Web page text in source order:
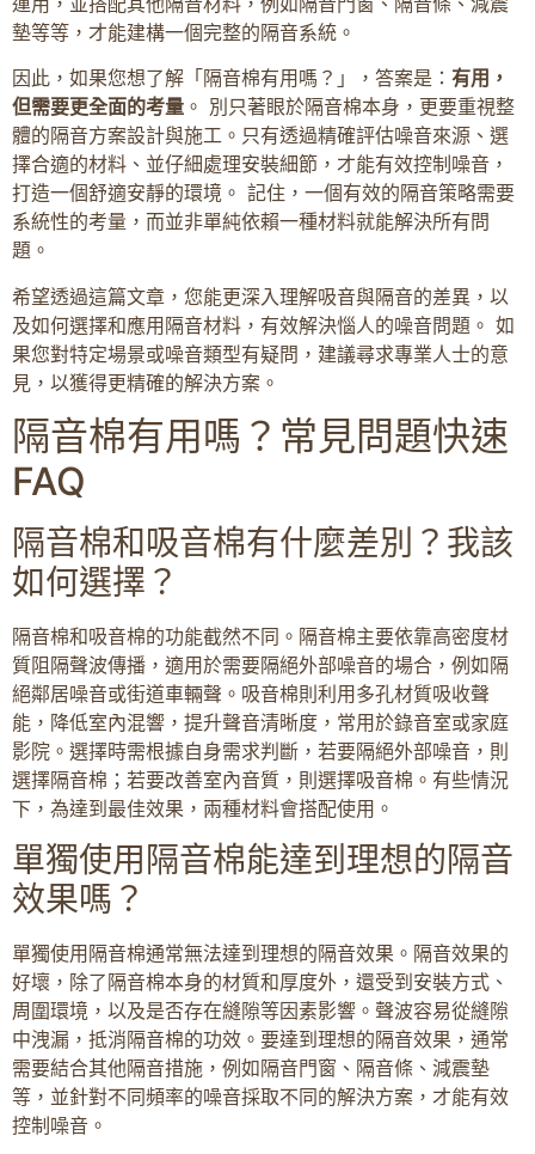
墊等等，才能建構一個完整的隔音系統。
因此，如果您想了解「隔音棉有用嗎？」，答案是： 有用，
但需要更全面的考量 。 別只著眼於隔音棉本身，更要重視整
體的隔音方案設計與施工。只有透過精確評估噪音來源、選
擇合適的材料、並仔細處理安裝細節，才能有效控制噪音，
打造一個舒適安靜的環境。 記住，一個有效的隔音策略需要
系統性的考量，而並非單純依賴一種材料就能解決所有問
題。
希望透過這篇文章，您能更深入理解吸音與隔音的差異，以
及如何選擇和應用隔音材料，有效解決惱人的噪音問題。 如
果您對特定場景或噪音類型有疑問，建議尋求專業人士的意
見，以獲得更精確的解決方案。
隔音棉有用嗎？常見問題快速
FAQ
隔音棉和吸音棉有什麼差別？我該
如何選擇？
隔音棉和吸音棉的功能截然不同。隔音棉主要依靠高密度材
質阻隔聲波傳播，適用於需要隔絕外部噪音的場合，例如隔
絕鄰居噪音或街道車輛聲。吸音棉則利用多孔材質吸收聲
能，降低室內混響，提升聲音清晰度，常用於錄音室或家庭
影院。選擇時需根據自身需求判斷，若要隔絕外部噪音，則
選擇隔音棉；若要改善室內音質，則選擇吸音棉。有些情況
下，為達到最佳效果，兩種材料會搭配使用。
單獨使用隔音棉能達到理想的隔音
效果嗎？
單獨使用隔音棉通常無法達到理想的隔音效果。隔音效果的
好壞，除了隔音棉本身的材質和厚度外，還受到安裝方式、
周圍環境，以及是否存在縫隙等因素影響。聲波容易從縫隙
中洩漏，抵消隔音棉的功效。要達到理想的隔音效果，通常
需要結合其他隔音措施，例如隔音門窗、隔音條、減震墊
等，並針對不同頻率的噪音採取不同的解決方案，才能有效
控制噪音。